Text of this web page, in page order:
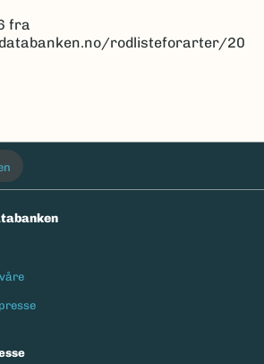
fra
rodlisteforarter/20